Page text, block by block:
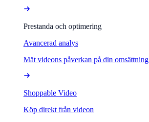
Prestanda och optimering
Avancerad analys
Mät videons påverkan på din omsättning
Shoppable Video
Köp direkt från videon